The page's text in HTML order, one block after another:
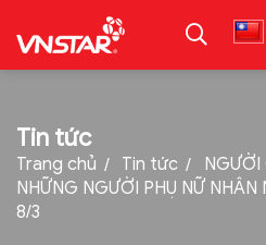
TRANG CHỦ
GIỚI THIỆU
SẢN PHẨM
Trang chủ Tin tức
NGƯỜI
NHỮNG NGƯỜI PHỤ NỮ NHÂN
8/3
Tin tức